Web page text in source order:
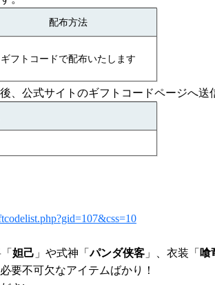
配布方法
ギフトコードで配布いたします
、公式サイトのギフトコードページへ送
妲己」や式神「パンダ侠客」、衣装「喰
要不可欠なアイテムばかり！